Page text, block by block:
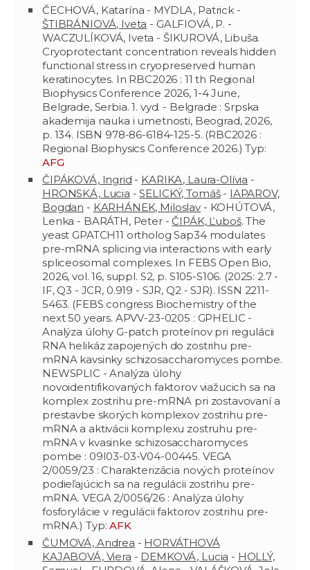
ČECHOVÁ, Katarína - MYDLA, Patrick -
ŠTIBRÁNIOVÁ, Iveta - GALFIOVÁ, P. -
WACZULÍKOVÁ, Iveta - ŠIKUROVÁ, Libuša.
Cryoprotectant concentration reveals hidden
functional stress in cryopreserved human
keratinocytes. In RBC2026 : 11 th Regional
Biophysics Conference 2026, 1-4 June,
Belgrade, Serbia. 1. vyd. - Belgrade : Srpska
akademija nauka i umetnosti, Beograd, 2026,
p. 134. ISBN 978-86-6184-125-5. (RBC2026 :
Regional Biophysics Conference 2026.) Typ:
AFG
ČIPÁKOVÁ, Ingrid - KARIKA, Laura-Olívia -
HRONSKÁ, Lucia -SELICKÝ, Tomáš- IAPAROV,
Bogdan - KARHÁNEK, Miloslav- KOHÚTOVÁ,
Lenka - BARÁTH, Peter -ČIPÁK, Ľuboš. The
yeast GPATCH11 ortholog Sap34 modulates
pre-mRNA splicing via interactions with early
spliceosomal complexes. In FEBS Open Bio,
2026, vol. 16, suppl. S2, p. S105-S106. (2025: 2.7 -
IF, Q3 - JCR, 0.919 - SJR, Q2 - SJR). ISSN 2211-
5463. (FEBS congress Biochemistry of the
next 50 years. APVV-23-0205 : GPHELIC -
Analýza úlohy G-patch proteínov pri regulácii
RNA helikáz zapojených do zostrihu pre-
mRNA kavsinky schizosaccharomyces pombe.
NEWSPLIC - Analýza úlohy
novoidentifikovaných faktorov viažucich sa na
komplex zostrihu pre-mRNA pri zostavovaní a
prestavbe skorých komplexov zostrihu pre-
mRNA a aktivácii komplexu zostruhu pre-
mRNA v kvasinke schizosaccharomyces
pombe : 09I03-03-V04-00445. VEGA
2/0059/23 : Charakterizácia nových proteínov
podieľajúcich sa na regulácii zostrihu pre-
mRNA. VEGA 2/0056/26 : Analýza úlohy
fosforylácie v regulácii faktorov zostrihu pre-
mRNA.) Typ:AFK
ČUMOVÁ, Andrea - HORVÁTHOVÁ
KAJABOVÁ, Viera - DEMKOVÁ, Lucia - HOLLÝ,